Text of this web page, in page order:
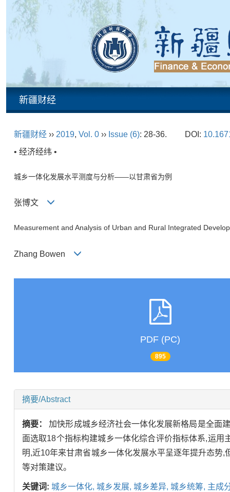
新疆财经
新疆财经 ›› 2019, Vol. 0 ›› Issue (6): 28-36. DOI:
• 经济经纬 •
城乡一体化发展水平测度与分析——以甘肃省为例
张博文
Measurement and Analysis of Urban and Rural Integrated
Zhang Bowen
PDF (PC)
895
摘要/Abstract
摘要：加快形成城乡经济社会一体化发展新格局是全面
面选取18个指标构建城乡一体化综合评价指标体系,运
明,近10年来甘肃省城乡一体化发展水平呈逐年提升态势
等对策建议。
关键词: 城乡一体化, 城乡发展, 城乡差异, 城乡统筹, 主成